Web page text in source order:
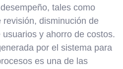
tales como
disminución de
y ahorro de costos.
por el sistema para
es una de las